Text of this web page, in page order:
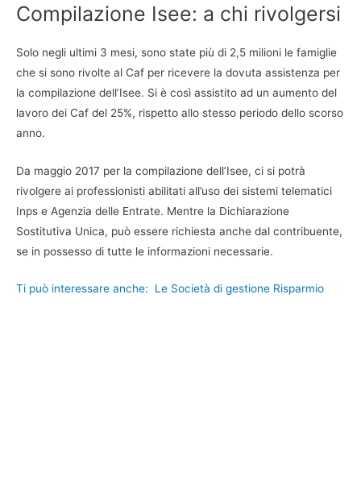
Compilazione Isee: a chi rivolgersi
Solo negli ultimi 3 mesi, sono state più di 2,5 milioni le famiglie
che si sono rivolte al Caf per ricevere la dovuta assistenza per
la compilazione dell’Isee. Si è così assistito ad un aumento del
lavoro dei Caf del 25%, rispetto allo stesso periodo dello scorso
anno.
Da maggio 2017 per la compilazione dell’Isee, ci si potrà
rivolgere ai professionisti abilitati all’uso dei sistemi telematici
Inps e Agenzia delle Entrate. Mentre la Dichiarazione
Sostitutiva Unica, può essere richiesta anche dal contribuente,
se in possesso di tutte le informazioni necessarie.
Ti può interessare anche: Le Società di gestione Risparmio